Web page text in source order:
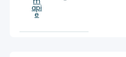
api
e